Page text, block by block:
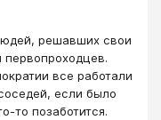
решавших свои
все работали
если было
то позаботится.